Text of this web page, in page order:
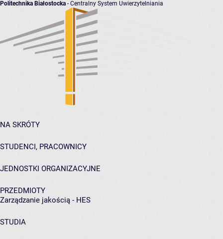
Politechnika Białostocka - Centralny System Uwierzytelniania
NA SKRÓTY
STUDENCI, PRACOWNICY
JEDNOSTKI ORGANIZACYJNE
PRZEDMIOTY
Zarządzanie jakością - HES
STUDIA